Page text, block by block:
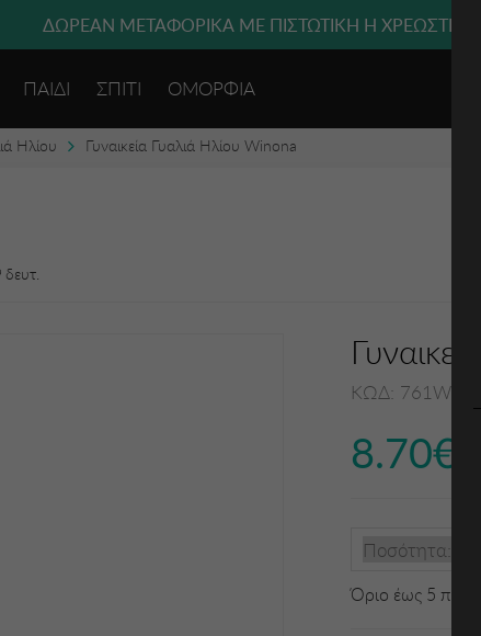
ΔΩΡΕΑΝ ΜΕΤΑΦΟΡΙΚΑ ΜΕ ΠΙΣΤΩΤΙΚΗ Ή ΧΡΕΩΣΤΙΚΗ
ΠΑΙΔΙ ΣΠΙΤΙ ΟΜΟΡΦΙΑ
Ηλίου Γυναικεία Γυαλιά Ηλίου Winona
δευτ.
ΚΩΔ:
8.70€
Ποσότητα:
Όριο έως 5